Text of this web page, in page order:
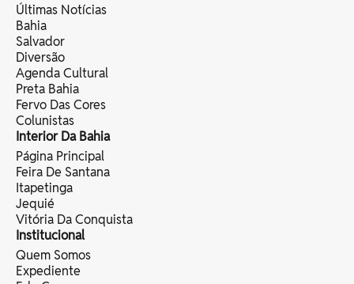
Últimas Notícias
Bahia
Salvador
Diversão
Agenda Cultural
Preta Bahia
Fervo Das Cores
Colunistas
Interior Da Bahia
Página Principal
Feira De Santana
Itapetinga
Jequié
Vitória Da Conquista
Institucional
Quem Somos
Expediente